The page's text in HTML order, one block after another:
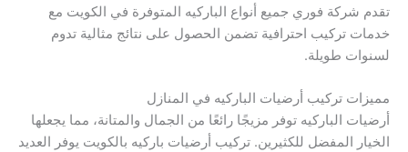
تقدم شركة فوري جميع أنواع الباركيه المتوفرة في الكويت مع
خدمات تركيب احترافية تضمن الحصول على نتائج مثالية تدوم
لسنوات طويلة.
مميزات تركيب أرضيات الباركيه في المنازل
أرضيات الباركيه توفر مزيجًا رائعًا من الجمال والمتانة، مما يجعلها
الخيار المفضل للكثيرين. تركيب أرضيات باركيه بالكويت يوفر العديد